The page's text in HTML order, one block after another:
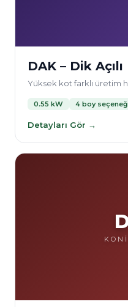
DAK – Dik
Yüksek kot farklı üretim
0.55 kW 4 boy
Detayları Gör →